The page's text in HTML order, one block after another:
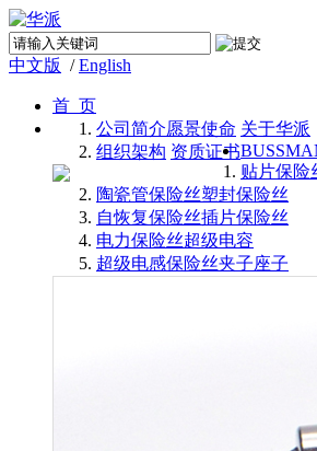
中文版 /English
首 页
关于华派
公司简介愿景使命
组织架构 资质证书
贴片保险
陶瓷管保险丝塑封保险丝
自恢复保险丝插片保险丝
电力保险丝超级电容
超级电感保险丝夹子座子